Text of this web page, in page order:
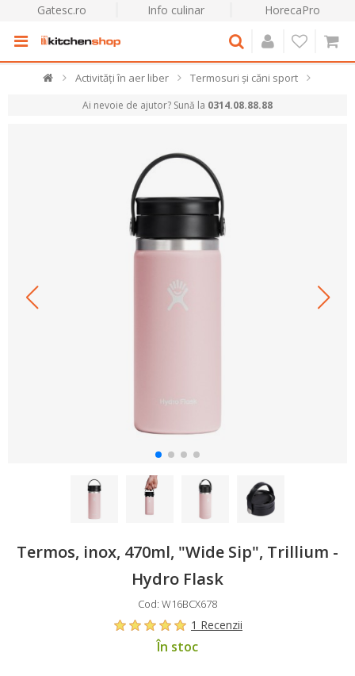
Gatesc.ro Info culinar HorecaPro
Activități în aer liber Termosuri și căni sport
Ai nevoie de ajutor? Sună la 0314.08.88.88
Termos, inox, 470ml, "Wide Sip", Trillium -
Hydro Flask
Cod: W16BCX678
1 Recenzii
În stoc